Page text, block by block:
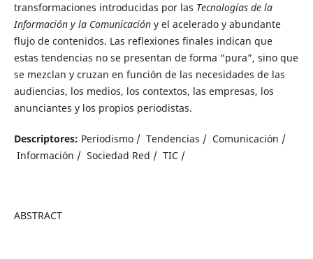
transformaciones introducidas por las Tecnologías de la
Información y la Comunicación y el acelerado y abundante
flujo de contenidos. Las reflexiones finales indican que
estas tendencias no se presentan de forma “pura”, sino que
se mezclan y cruzan en función de las necesidades de las
audiencias, los medios, los contextos, las empresas, los
anunciantes y los propios periodistas.
Descriptores: Periodismo / Tendencias / Comunicación /
Información / Sociedad Red / TIC /
ABSTRACT